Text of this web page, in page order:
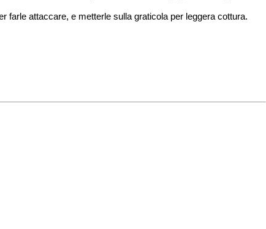
farle attaccare, e metterle sulla graticola per leggera cottura.